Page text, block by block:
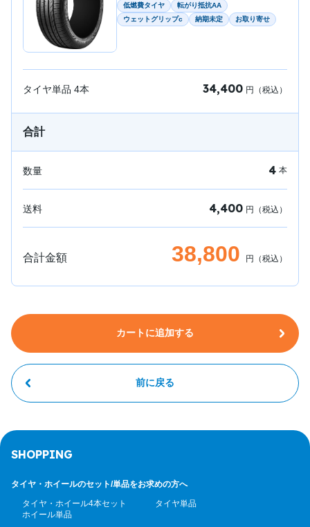
低燃費タイヤ
転がり抵抗AA
ウェットグリップc
納期未定 お取り寄せ
タイヤ単品 4本 34,400 円（税込）
合計
数量 4 本
送料 4,400 円（税込）
合計金額 38,800 円（税込）
カートに追加する
前に戻る
SHOPPING
タイヤ・ホイールのセット/単品をお求めの方へ
タイヤ・ホイール4本セット
タイヤ単品
ホイール単品